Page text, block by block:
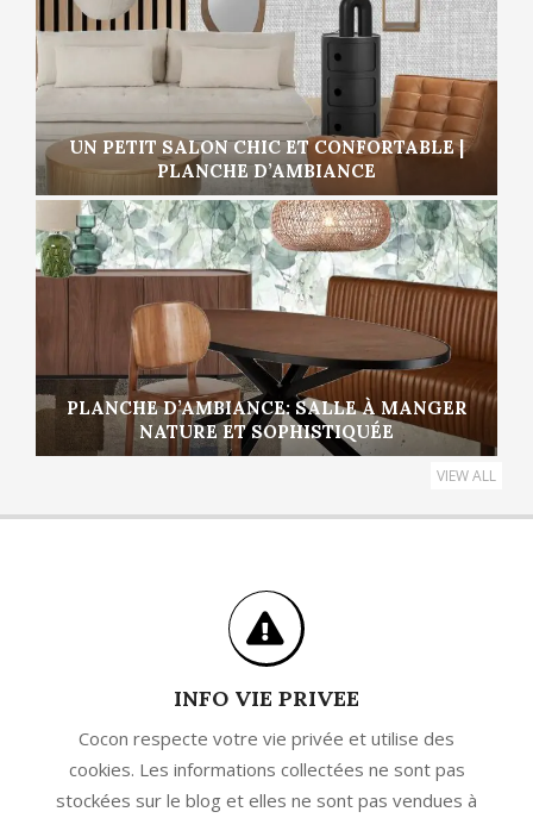
UN PETIT SALON CHIC ET CONFORTABLE |
PLANCHE D’AMBIANCE
PLANCHE D’AMBIANCE: SALLE À MANGER
NATURE ET SOPHISTIQUÉE
VIEW ALL
INFO VIE PRIVEE
Cocon respecte votre vie privée et utilise des
cookies. Les informations collectées ne sont pas
stockées sur le blog et elles ne sont pas vendues à